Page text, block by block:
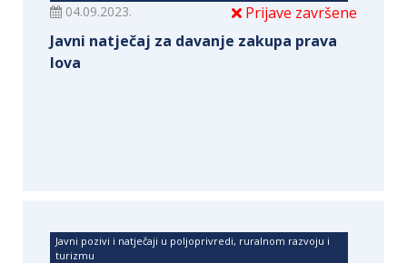
Prijave završene
04.09.2023.
Javni natječaj za davanje zakupa prava
lova
Javni pozivi i natječaji u poljoprivredi, ruralnom razvoju i
turizmu